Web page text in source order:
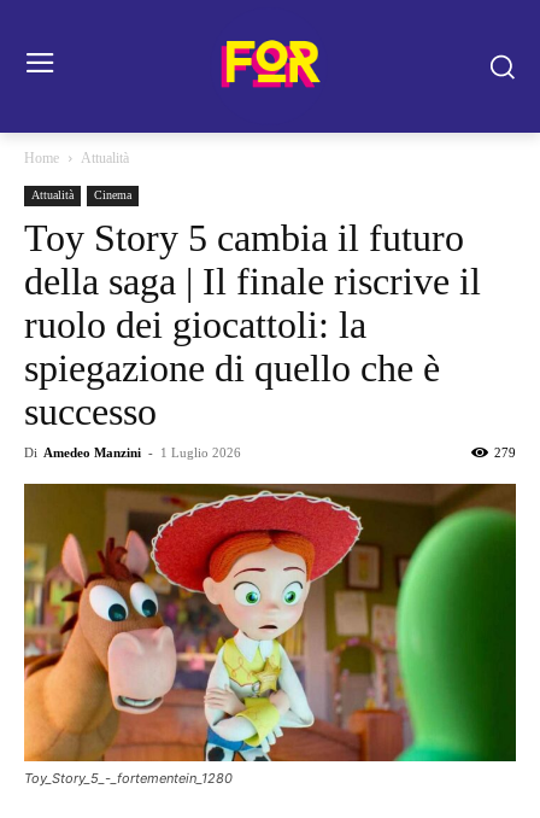
Home Attualità
Attualità Cinema
Toy Story 5 cambia il futuro
della saga | Il finale riscrive il
ruolo dei giocattoli: la
spiegazione di quello che è
successo
Di Amedeo Manzini - 1 Luglio 2026 279
Toy_Story_5_-_fortementein_1280